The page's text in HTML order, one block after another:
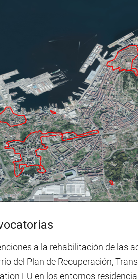
a la rehabilitación de las
del Plan de Recuperación,
EU en los entornos